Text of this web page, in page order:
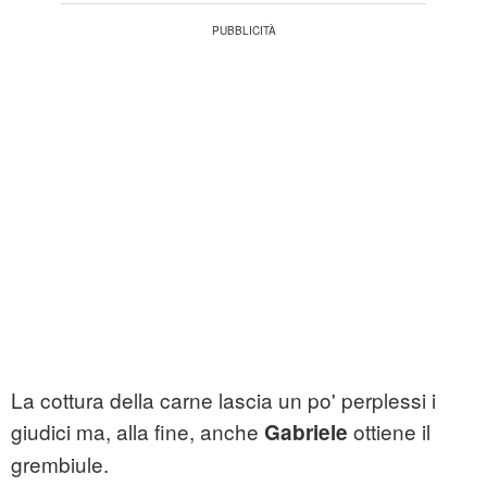
La cottura della carne lascia un po' perplessi i
giudici ma, alla fine, anche Gabriele ottiene il
grembiule.